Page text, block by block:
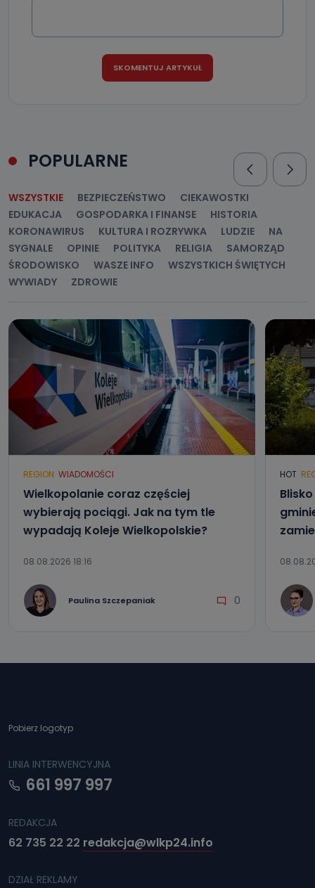
POPULARNE
WSZYSTKIE BEZPIECZEŃSTWO
CIEKAWOSTKI
EDUKACJA
GOSPODARKA I FINANSE
HISTORIA
KORONAWIRUS
KULTURA I ROZRYWKA LUDZIE
NA
SYGNALE
OPINIE POLITYKA RELIGIA
SAMORZĄD
ŚRODOWISKO
WASZE INFO
WSZYSTKICH ŚWIĘTYCH
WYWIADY
ZDROWIE
REGION WIADOMOŚCI
Wielkopolanie coraz częściej
wybierają pociągi. Jak na tym tle
wypadają Koleje Wielkopolskie?
08.08.2026 18:16
Paulina Szczepaniak 0
HOT
Pobierz logotyp
LINIA INTERWENCYJNA
661 997 997
REDAKCJA
62 735 22 22 redakcja@wlkp24.info
DZIAŁ REKLAMY